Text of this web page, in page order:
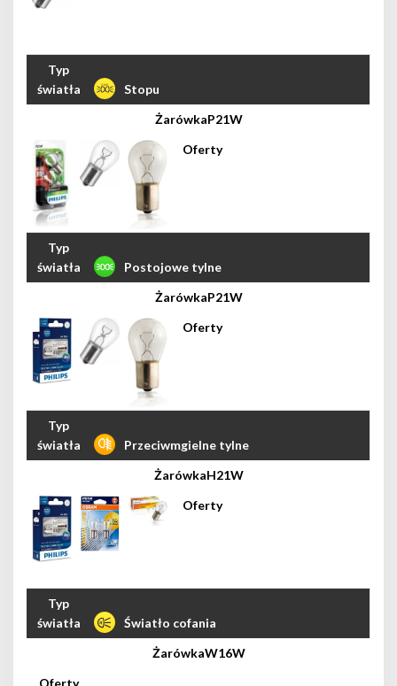
Stopu
P21W
Postojowe tylne
P21W
Przeciwmgielne tylne
H21W
Światło cofania
W16W